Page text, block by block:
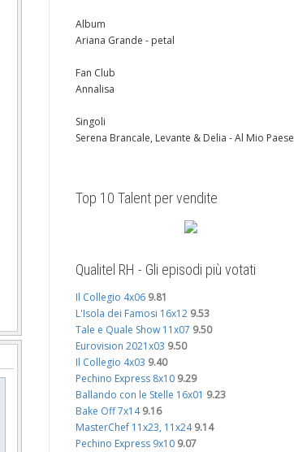
Album
Ariana Grande - petal
Fan Club
Annalisa
Singoli
Serena Brancale, Levante & Delia - Al Mio Paese
Top 10 Talent per vendite
Qualitel RH - Gli episodi più votati
Il Collegio 4x06 9.81
L'Isola dei Famosi 16x12 9.53
Tale e Quale Show 11x07 9.50
Eurovision 2021x03 9.50
Il Collegio 4x03 9.40
Pechino Express 8x10 9.29
Ballando con le Stelle 16x01 9.23
Bake Off 7x14 9.16
MasterChef 11x23, 11x24 9.14
Pechino Express 9x10 9.07